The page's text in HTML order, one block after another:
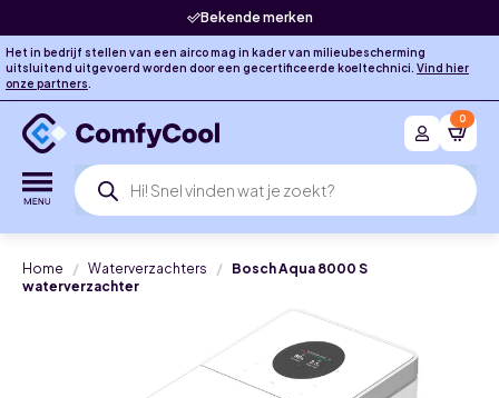
Bekende merken
Het in bedrijf stellen van een airco mag in kader van milieubescherming
uitsluitend uitgevoerd worden door een gecertificeerde koeltechnici. Vind hier
onze partners.
Producten
zoeken
0
Home Waterverzachters
Bosch Aqua 8000 S
waterverzachter